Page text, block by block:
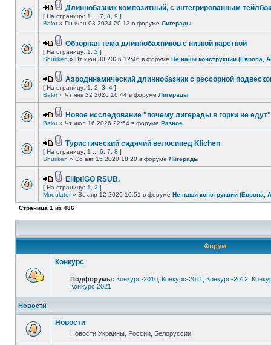
Длиннобазник композитный, с интегрированным
[ На страницу: 1 7 8 9 ]
Balor» Пн июн 03 2024 20:13 в форуме Лигерады
Обзорная тема длиннобахников с низкой кареткой
[ На страницу: 1 2 ]
Shuriken » Вт июн 30 2026 12:46 в форуме Не наши конструкции (Европа,
Аэродинамический длиннобазник с рессорной
[ На страницу: 1 2 3 4 ]
Balor» Чт янв 22 2026 16:44 в форуме Лигерады
Новое исследование "почему лигерады в горки не
Balor» Чт июл 16 2026 22:54 в форуме Разное
Туристический сидячий велосипед Klichen
[ На страницу: 1 6 7 8 ]
Shuriken » Сб авг 15 2020 18:20 в форуме Лигерады
ElliptiGO RSUB.
[ На страницу: 1 2 ]
Modulator» Вс апр 12 2026 10:51 в форуме Не наши конструкции (Европа,
Страница 1 из 486
Форум
Конкурс
Подфорумы: Конкурс-2010 Конкурс-2011 Конкурс-2012
Конкурс 2021
Новости
Новости
Новости Украины, России, Белоруссии